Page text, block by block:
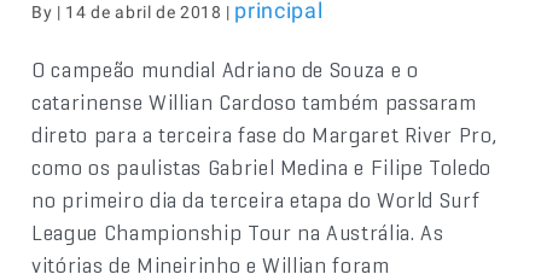
By | 14 de abril de 2018 | principal
O campeão mundial Adriano de Souza e o
catarinense Willian Cardoso também passaram
direto para a terceira fase do Margaret River Pro,
como os paulistas Gabriel Medina e Filipe Toledo
no primeiro dia da terceira etapa do World Surf
League Championship Tour na Austrália. As
vitórias de Mineirinho e Willian foram